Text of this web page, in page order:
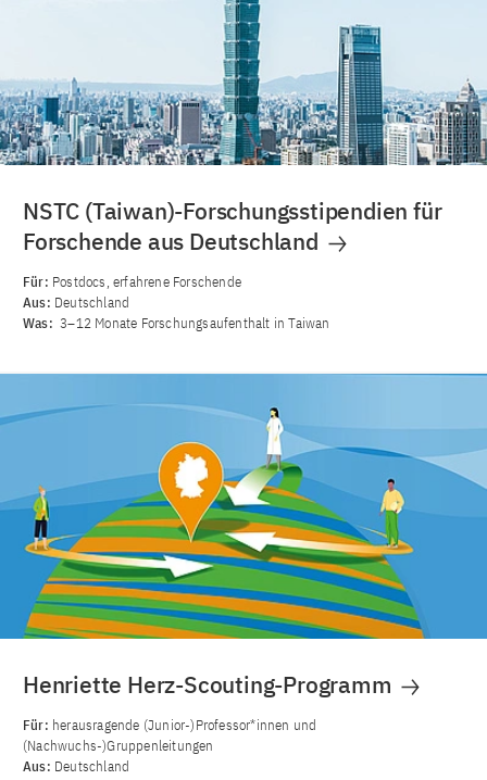
NSTC (Taiwan)-Forschungsstipendien für
Forschende aus Deutschland
Für: Postdocs, erfahrene Forschende
Aus: Deutschland
Was: 3–12 Monate Forschungsaufenthalt in Taiwan
Henriette Herz-Scouting-Programm
Für: herausragende (Junior-)Professor*innen und
(Nachwuchs-)Gruppenleitungen
Aus: Deutschland